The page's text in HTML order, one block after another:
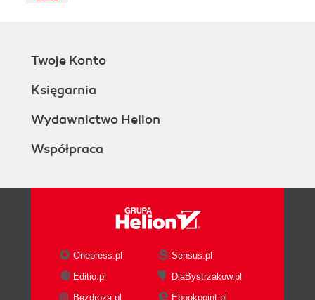
Twoje Konto
Księgarnia
Wydawnictwo Helion
Współpraca
Onepress.pl
Sensus.pl
Editio.pl
DlaBystrzakow.pl
Bezdroza.pl
Ebookpoint.pl